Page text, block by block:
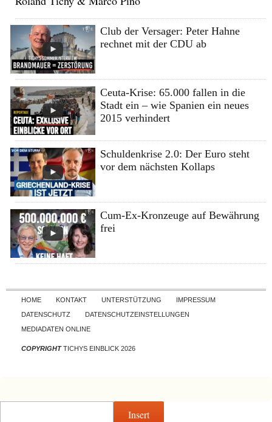
Club der Versager: Peter Hahne
rechnet mit der CDU ab
Ceuta-Krise: 65.000 fallen in die
Stadt ein – wie Spanien ein neues
2015 verhindert
Schuldenkrise 2.0: Der Euro steht
vor dem nächsten Kollaps
Cum-Ex-Kronzeuge auf Bewährung
frei
Skip to content
HOME KONTAKT UNTERSTÜTZUNG
IMPRESSUM
DATENSCHUTZ
DATENSCHUTZEINSTELLUNGEN
MEDIADATEN ONLINE
COPYRIGHTTICHYS EINBLICK 2026
Insert